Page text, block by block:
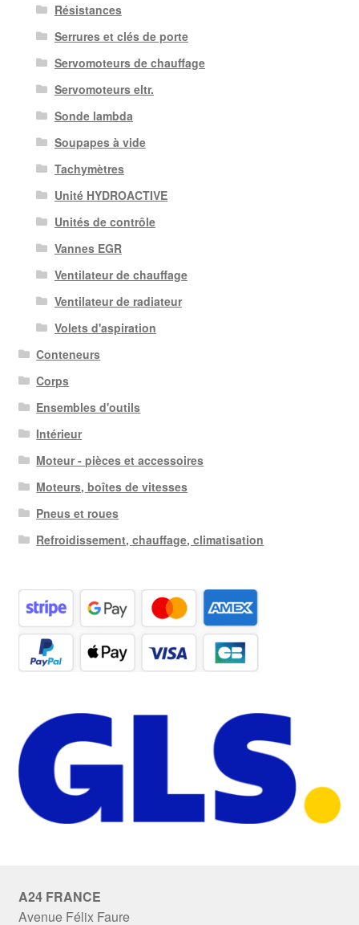
Résistances
Serrures et clés de porte
Servomoteurs de chauffage
Servomoteurs eltr.
Sonde lambda
Soupapes à vide
Tachymètres
Unité HYDROACTIVE
Unités de contrôle
Vannes EGR
Ventilateur de chauffage
Ventilateur de radiateur
Volets d'aspiration
Conteneurs
Corps
Ensembles d'outils
Intérieur
Moteur - pièces et accessoires
Moteurs, boîtes de vitesses
Pneus et roues
Refroidissement, chauffage, climatisation
A24 FRANCE
Avenue Félix Faure